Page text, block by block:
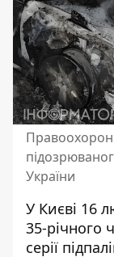
України
У Києві 16
35-річного
серії